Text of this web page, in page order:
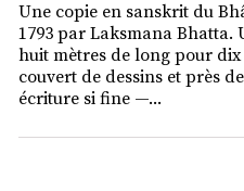
Une copie en sanskrit du
1793 par Laksmana
huit mètres de long pour
couvert de dessins et près
écriture si fine —...